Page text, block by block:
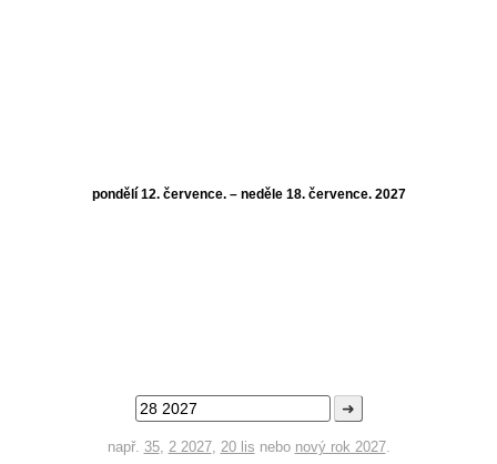
pondělí 12. července. – neděle 18. července. 2027
➜
např. 35, 2 2027, 20 lis nebo nový rok 2027.